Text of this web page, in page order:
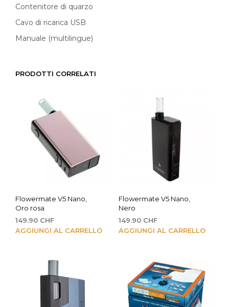
Contenitore di quarzo
Cavo di ricarica USB
Manuale (multilingue)
PRODOTTI CORRELATI
Flowermate V5 Nano,
Oro rosa
149.90 CHF
AGGIUNGI AL CARRELLO
Flowermate V5 Nano,
Nero
149.90 CHF
AGGIUNGI AL CARRELLO